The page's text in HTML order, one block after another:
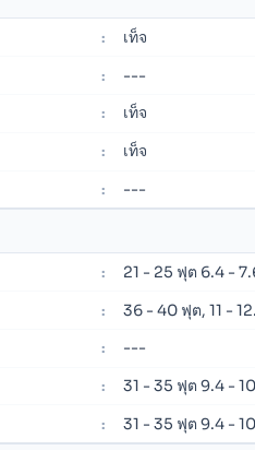
: เท็จ
: ---
: เท็จ
: เท็จ
: ---
: 21 - 25 ฟุต 6.4 -
: 36 - 40 ฟุต, 11 -
: ---
: 31 - 35 ฟุต 9.4 -
: 31 - 35 ฟุต 9.4 -